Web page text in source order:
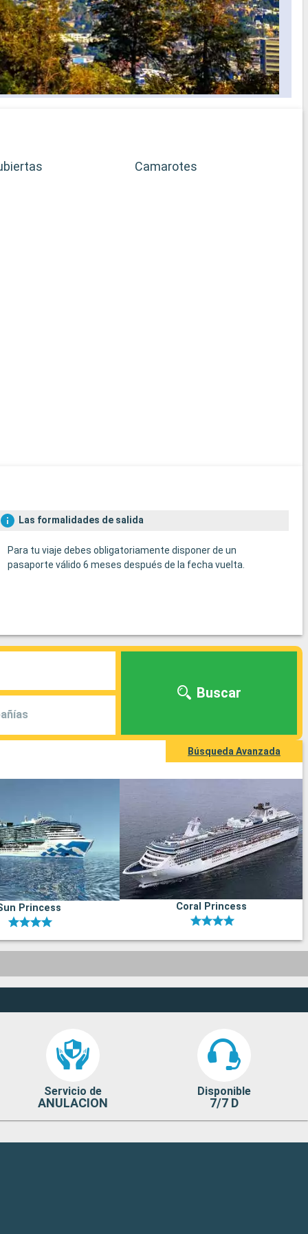
Camarotes
Las formalidades de salida
Para tu viaje debes obligatoriamente disponer de un
pasaporte válido 6 meses después de la fecha vuelta.
Buscar
Búsqueda Avanzada
Princess Coral Princess
Servicio de
ANULACION
Disponible
7/7 D